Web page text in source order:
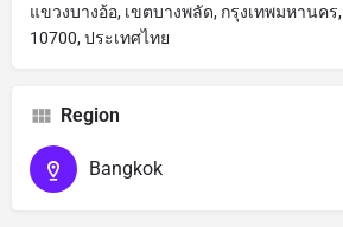
แขวงบางอ้อ, เขตบางพลัด, กรุงเทพมหานคร,
10700, ประเทศไทย
Region
Bangkok